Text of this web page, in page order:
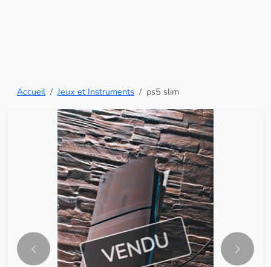
Accueil Jeux et Instruments ps5 slim
VENDU